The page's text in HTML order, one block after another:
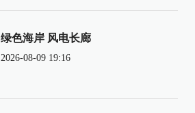
绿色海岸 风电长廊
2026-08-09 19:16